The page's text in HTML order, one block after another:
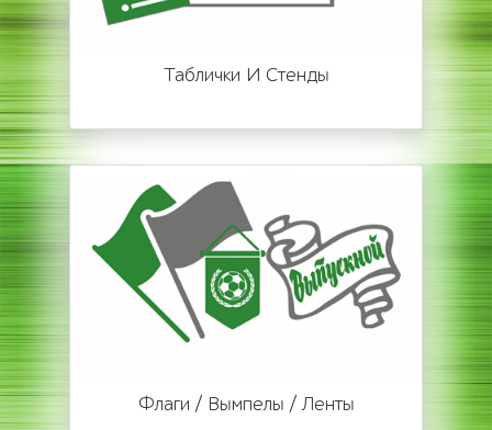
Таблички И Стенды
Флаги / Вымпелы / Ленты